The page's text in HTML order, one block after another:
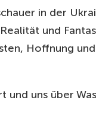
in der
und
Hoffnung
und uns über